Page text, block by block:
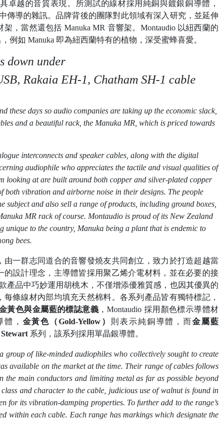
卓越的音質表現。所測試的線材採用純銅與鍍銀銅導體，
傳導的雜訊。品牌背後的團隊對此領域有深入研究，並延伸
，當然還包括 Manuka MR 音響架。Montaudio 以紐西蘭的
例如 Manuka 即為紐西蘭特有的植物，深受蜜蜂喜愛。
down under
Rakaia EH-1, Chatham SH-1 cable
these days so audio companies are taking up the economic slack,
and a beautiful rack, the Manuka MR, which is priced towards
interconnects and speaker cables, along with the digital
audiophile who appreciates the tactile and visual qualities of
looking at are built around both copper and silver-plated copper
both vibration and airborne noise in their designs. The people
subject and also sell a range of products, including ground boxes,
MR rack of course. Montaudio is proud of its New Zealand
unique to the country, Manuka being a plant that is endemic to
bees.
由一群志同道合的音響發燒友共同創立，致力於打造超越當
設計理念，主導體皆採用聚乙烯介電材料，並在必要的接
產品中巧妙運用胡桃木，不僅增添優雅質感，也因其優異的
條線材內部均填充天然棉料。各系列產品皆有獨特標記，
黃色與金屬藍的標誌意義，Montaudio 採用顏色標示導體材
， 金黃色（Gold-Yellow） 則表示純銅導體，而金屬藍
Stewart 系列，該系列採用單晶銀導體。
of like-minded audiophiles who collectively sought to create
available on the market at the time. Their range of cables follows
the main conductors and limiting metal as far as possible beyond
and character to the cable, judicious use of walnut is found in
for its vibration-damping properties. To further add to the range’s
within each cable. Each range has markings which designate the